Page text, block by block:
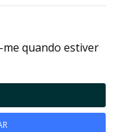
quando estiver